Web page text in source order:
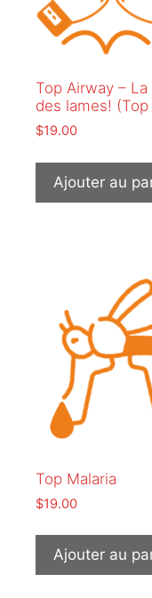
Top Airway – La
des lames!
$19.00
Ajouter au
Top Malaria
$19.00
Ajouter au